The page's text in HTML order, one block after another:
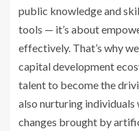
public knowledge and
tools — it’s about
effectively. That’s why
capital development
talent to become the
also nurturing individuals
changes brought by